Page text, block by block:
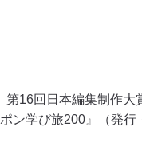
16回日本編集制作大
学び旅200』（発行